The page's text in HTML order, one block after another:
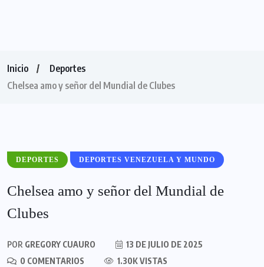
Inicio
Deportes
Chelsea amo y señor del Mundial de Clubes
DEPORTES DEPORTES VENEZUELA Y MUNDO
Chelsea amo y señor del Mundial de
Clubes
POR GREGORY CUAURO
13 DE JULIO DE 2025
0 COMENTARIOS
1.30K VISTAS